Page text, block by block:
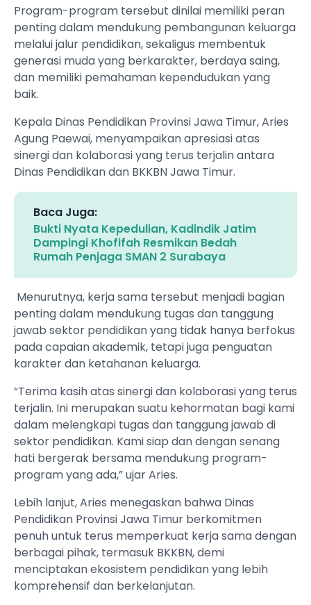
Program-program tersebut dinilai memiliki peran
penting dalam mendukung pembangunan keluarga
melalui jalur pendidikan, sekaligus membentuk
generasi muda yang berkarakter, berdaya saing,
dan memiliki pemahaman kependudukan yang
baik.
Kepala Dinas Pendidikan Provinsi Jawa Timur, Aries
Agung Paewai, menyampaikan apresiasi atas
sinergi dan kolaborasi yang terus terjalin antara
Dinas Pendidikan dan BKKBN Jawa Timur.
Baca Juga:
Bukti Nyata Kepedulian, Kadindik Jatim
Dampingi Khofifah Resmikan Bedah
Rumah Penjaga SMAN 2 Surabaya
Menurutnya, kerja sama tersebut menjadi bagian
penting dalam mendukung tugas dan tanggung
jawab sektor pendidikan yang tidak hanya berfokus
pada capaian akademik, tetapi juga penguatan
karakter dan ketahanan keluarga.
“Terima kasih atas sinergi dan kolaborasi yang terus
terjalin. Ini merupakan suatu kehormatan bagi kami
dalam melengkapi tugas dan tanggung jawab di
sektor pendidikan. Kami siap dan dengan senang
hati bergerak bersama mendukung program-
program yang ada,” ujar Aries.
Lebih lanjut, Aries menegaskan bahwa Dinas
Pendidikan Provinsi Jawa Timur berkomitmen
penuh untuk terus memperkuat kerja sama dengan
berbagai pihak, termasuk BKKBN, demi
menciptakan ekosistem pendidikan yang lebih
komprehensif dan berkelanjutan.